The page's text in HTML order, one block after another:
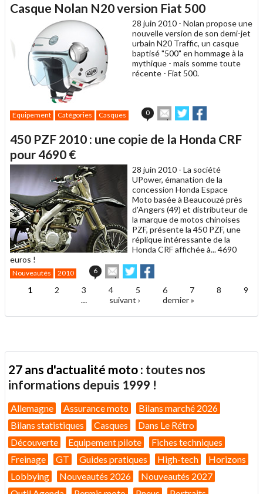
à
un
ami
Casque Nolan N20 version Fiat 500
28 juin 2010 - Nolan propose une
nouvelle version de son demi-jet
urbain N20 Traffic, un casque
baptisé "500" en hommage à la
mythique - mais somme toute
récente - Fiat 500.
Equipement Catégories Casques 0
Envoyer
cet
à
Partager
sur sur
450 PZF 2010 : une copie de la Honda CRF
pour 4690 €
28 juin 2010 - La société
UPower, émanation de la
concession Honda Espace
Moto basée à Beaucouzé près
d'Angers (49) et distributeur de
la marque de motos chinoises
PZF, présente la 450 PZF, une
réplique intéressante de la
Honda CRF affichée à... 4690
euros !
Nouveautés 2010 6
Envoyer
cet
article
ami
Partager
sur
Twitter
sur
Facebook
Pages
1 2 3 4 5 6 7 8
9
…
suivant › dernier »
27 ans d'actualité moto : toutes nos
informations depuis 1999 !
Allemagne Assurance moto
Bilans marché 2026
Bilans statistiques
Casques
Dans Le Rétro
Découverte
Equipement pilote
Fiches techniques
Freinage
GT Guides pratiques High-tech
Horizons
Lobbying
Nouveautés 2026
Nouveautés 2027